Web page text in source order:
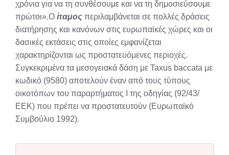
χρόνια για να τη συνθέσουμε και να τη δημοσιεύσουμε
πρώτοι».Ο ίταμος περιλαμβάνεται σε πολλές δράσεις
διατήρησης και κανόνων στις ευρωπαϊκές χώρες και οι
δασικές εκτάσεις στις οποίες εμφανίζεται
χαρακτηρίζονται ως προστατευόμενες περιοχές.
Συγκεκριμένα τα μεσογειακά δάση με Taxus baccata με
κωδικό (9580) αποτελούν έναν από τους τύπους
οικοτόπων του παραρτήματος Ι της οδηγίας (92/43/
ΕΕΚ) που πρέπει να προστατευτούν (Ευρωπαϊκό
Συμβούλιο 1992).